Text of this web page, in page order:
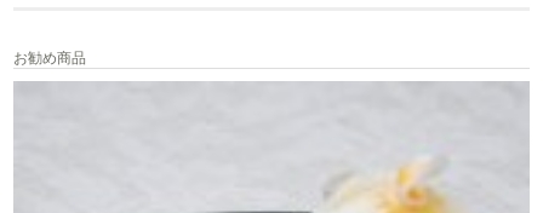
お勧め商品